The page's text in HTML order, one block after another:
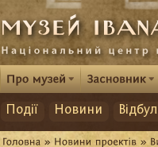
Події Новини